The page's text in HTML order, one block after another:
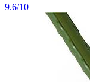
9.6/10